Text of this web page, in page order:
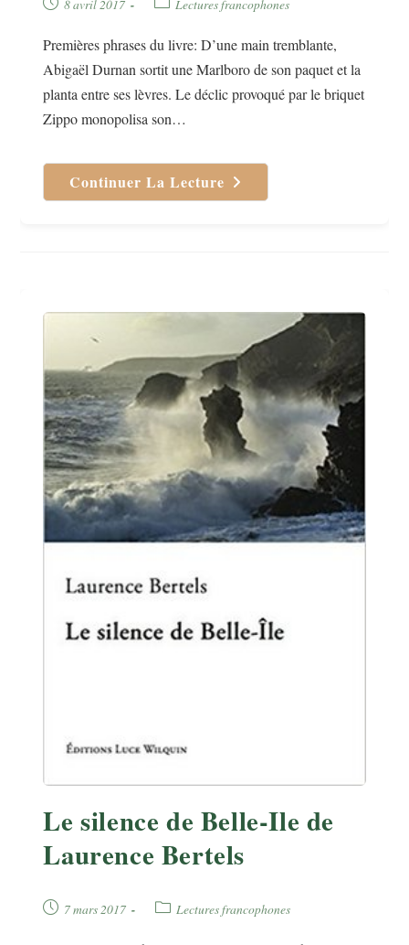
8 avril 2017 Lectures francophones
Premières phrases du livre: D’une main tremblante,
Abigaël Durnan sortit une Marlboro de son paquet et la
planta entre ses lèvres. Le déclic provoqué par le briquet
Zippo monopolisa son…
Continuer La Lecture Rever
De
Franck
Le silence de Belle-Ile de
Laurence Bertels
Publication
7 mars 2017
Post Lectures francophones